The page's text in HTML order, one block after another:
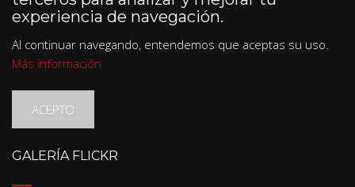
experiencia de navegación.
Al continuar navegando, entendemos que aceptas su uso.
Más información
ACEPTO
GALERÍA FLICKR